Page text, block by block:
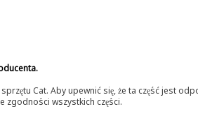
Cat. Aby upewnić się, że ta część jest
zgodności wszystkich części.